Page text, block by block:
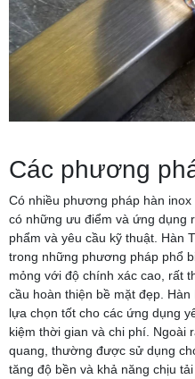
Các phương
Có nhiều phương pháp hàn
có những ưu điểm và ứng dụng
phẩm và yêu cầu kỹ thuật. Hàn
trong những phương pháp phổ
mỏng với độ chính xác cao, rất
cầu hoàn thiện bề mặt đẹp.
lựa chọn tốt cho các ứng dụng
kiệm thời gian và chi phí. Ngoài
quang, thường được sử dụng
tăng độ bền và khả năng chịu